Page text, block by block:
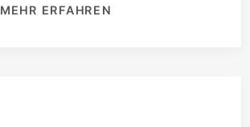
MEHR ERFAHREN